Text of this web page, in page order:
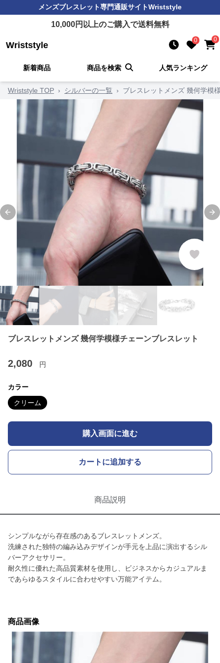
メンズブレスレット専門通販サイトWriststyle
10,000円以上のご購入で送料無料
Wriststyle 0 0
新着商品 商品を検索 人気ランキング
Wriststyle TOP › シルバーの一覧 › ブレスレットメンズ 幾何学模
Previous slide
ブレスレットメンズ 幾何学模様チェーンブレスレット
2,080 円
カラー
クリーム
購入画面に進む
カートに追加する
商品説明
シンプルながら存在感のあるブレスレットメンズ。
洗練された独特の編み込みデザインが手元を上品に演出するシル
バーアクセサリー。
耐久性に優れた高品質素材を使用し、ビジネスからカジュアルま
であらゆるスタイルに合わせやすい万能アイテム。
商品画像